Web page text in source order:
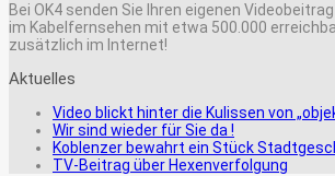
Bei OK4 senden Sie Ihren eigenen
im Kabelfernsehen mit etwa 500.000
zusätzlich im Internet!
Aktuelles
Video blickt hinter die Kulissen von
Wir sind wieder für Sie da !
Koblenzer bewahrt ein Stück
TV-Beitrag über Hexenverfolgung